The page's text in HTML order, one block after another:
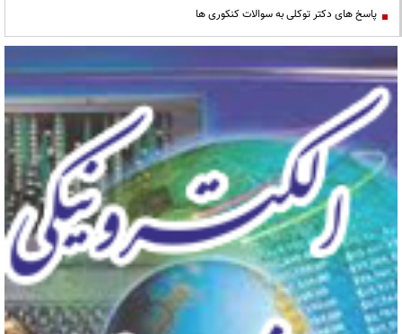
پاسخ های دکتر توکلی به سوالات کنکوری ها